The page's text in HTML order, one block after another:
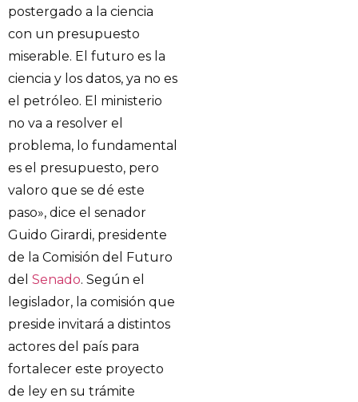
postergado a la ciencia
con un presupuesto
miserable. El futuro es la
ciencia y los datos, ya no es
el petróleo. El ministerio
no va a resolver el
problema, lo fundamental
es el presupuesto, pero
valoro que se dé este
paso», dice el senador
Guido Girardi, presidente
de la Comisión del Futuro
del Senado. Según el
legislador, la comisión que
preside invitará a distintos
actores del país para
fortalecer este proyecto
de ley en su trámite